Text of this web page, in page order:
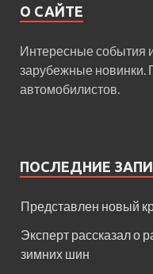
О САЙТЕ
Интересные события
зарубежные
автомобилистов.
ПОСЛЕДНИЕ
Представлен новый
Эксперт рассказал о
зимних шин